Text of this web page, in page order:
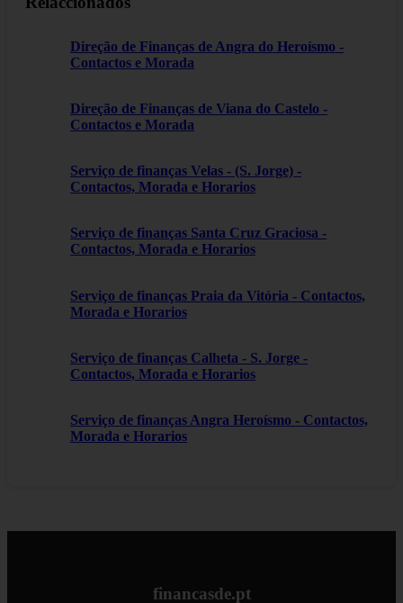
Direção de Finanças de Angra do Heroísmo -
Contactos e Morada
Direção de Finanças de Viana do Castelo -
Contactos e Morada
Serviço de finanças Velas - (S. Jorge) -
Contactos, Morada e Horarios
Serviço de finanças Santa Cruz Graciosa -
Contactos, Morada e Horarios
Serviço de finanças Praia da Vitória - Contactos,
Morada e Horarios
Serviço de finanças Calheta - S. Jorge -
Contactos, Morada e Horarios
Serviço de finanças Angra Heroísmo - Contactos,
Morada e Horarios
financasde.pt